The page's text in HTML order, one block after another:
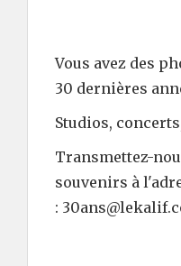
Vous avez des
30 dernières
Studios,
Transmettez-
souvenirs à
: